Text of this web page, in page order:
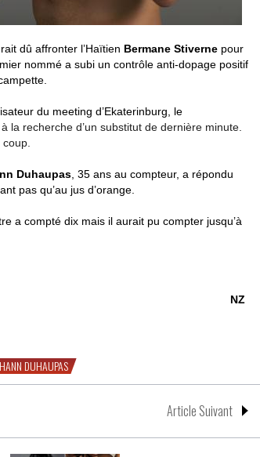
dû affronter l’Haïtien Bermane Stiverne pour
nommé a subi un contrôle anti-dopage positif
du meeting d’Ekaterinburg, le
à la recherche d’un substitut de dernière minute.
Duhaupas , 35 ans au compteur, a répondu
pas qu’au jus d’orange.
a compté dix mais il aurait pu compter jusqu’à
NZ
DUHAUPAS
Article Suivant